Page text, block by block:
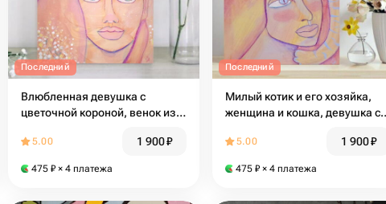
Последний
Влюбленная девушка с
цветочной короной, венок из
женский портрет
5.00 1 900₽
475 ₽ × 4 платежа
Последний
Милый котик и его хозяйка,
женщина и кошка, девушка с
полосатый кот, берегиня,
5.00 1 900₽
475 ₽ × 4 платежа